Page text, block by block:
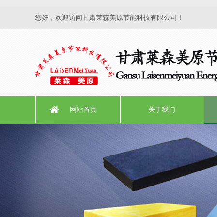
您好，欢迎访问甘肃莱森美原节能科技有限公司！
网站首页 关于我们